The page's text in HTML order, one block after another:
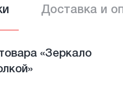
Доставка и
«Зеркало